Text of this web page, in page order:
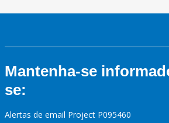
Mantenha-se
se:
Alertas de email Project P095460